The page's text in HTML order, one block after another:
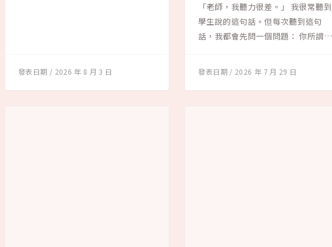
2026 年 8 月 3 日
「老師，我聽力很差。」 我很常聽到
學生說的這句話。但每次聽到這句
話，我都會先問一個問題： 你所謂的
2026 年 7 月 29 日